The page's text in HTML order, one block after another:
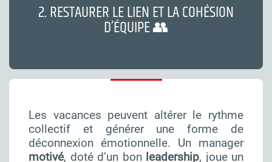
2. RESTAURER LE LIEN ET LA COHÉSION
D’ÉQUIPE 👥
Les vacances peuvent altérer le rythme
collectif et générer une forme de
déconnexion émotionnelle. Un manager
motivé, doté d’un bon leadership, joue un